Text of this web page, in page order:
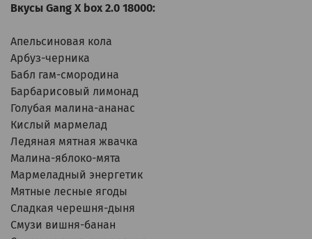
Вкусы Gang X box 2.0 18000:
Апельсиновая кола
Арбуз-черника
Бабл гам-смородина
Барбарисовый лимонад
Голубая малина-ананас
Кислый мармелад
Ледяная мятная жвачка
Малина-яблоко-мята
Мармеладный энергетик
Мятные лесные ягоды
Сладкая черешня-дыня
Смузи вишня-банан